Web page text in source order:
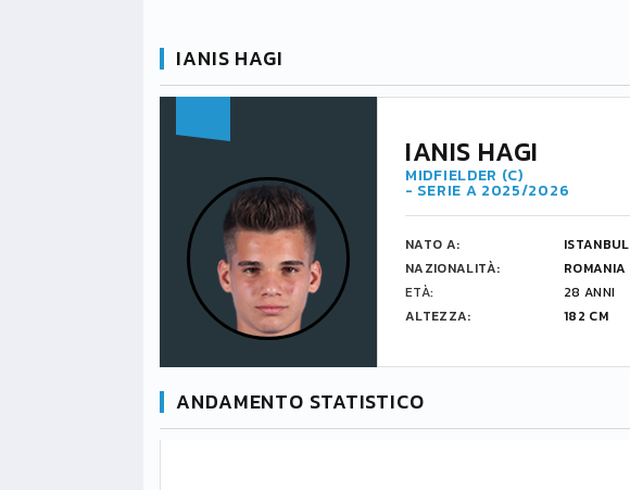
IANIS HAGI
IANIS HAGI
MIDFIELDER (C)
- SERIE A 2025/2026
NATO A:
ISTANBUL
NAZIONALITÀ:
ROMANIA
ETÀ:
28 ANNI
ALTEZZA:
182 CM
ANDAMENTO STATISTICO